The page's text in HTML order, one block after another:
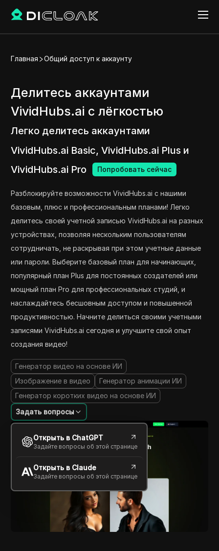
Главная Общий доступ к аккаунту
Делитесь аккаунтами
VividHubs.ai с лёгкостью
Легко делитесь аккаунтами
VividHubs.ai Basic, VividHubs.ai Plus и
VividHubs.ai Pro
Попробовать сейчас
Разблокируйте возможности VividHubs.ai с нашими
базовым, плюс и профессиональным планами! Легко
делитесь своей учетной записью VividHubs.ai на разных
устройствах, позволяя нескольким пользователям
сотрудничать, не раскрывая при этом учетные данные
или пароли. Выберите базовый план для начинающих,
популярный план Plus для постоянных создателей или
мощный план Pro для профессиональных студий, и
наслаждайтесь бесшовным доступом и повышенной
продуктивностью. Начните делиться своими учетными
записями VividHubs.ai сегодня и улучшите свой опыт
создания видео!
Генератор видео на основе ИИ
Изображение в видео
Генератор анимации ИИ
Генератор коротких видео на основе ИИ
Задать вопросы
Открыть в ChatGPT
Задайте вопросы об этой странице
Открыть в Claude
Задайте вопросы об этой странице